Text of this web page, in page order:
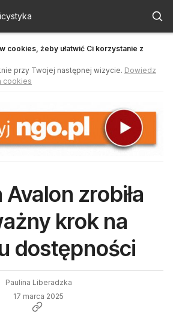
- ngo.pl
cookies, żeby ułatwić Ci korzystanie z
przy Twojej następnej wizycie. Dowiedz
cookies
zrobiła
krok na
dostępności
Paulina Liberadzka
17 marca 2025